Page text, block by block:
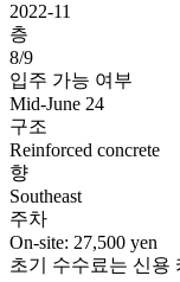
2022-11
층
8/9
입주 가능 여부
Mid-June 24
구조
Reinforced concrete
향
Southeast
주차
On-site: 27,500 yen
초기 수수료는 신용